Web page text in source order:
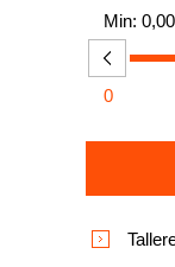
Min:
0